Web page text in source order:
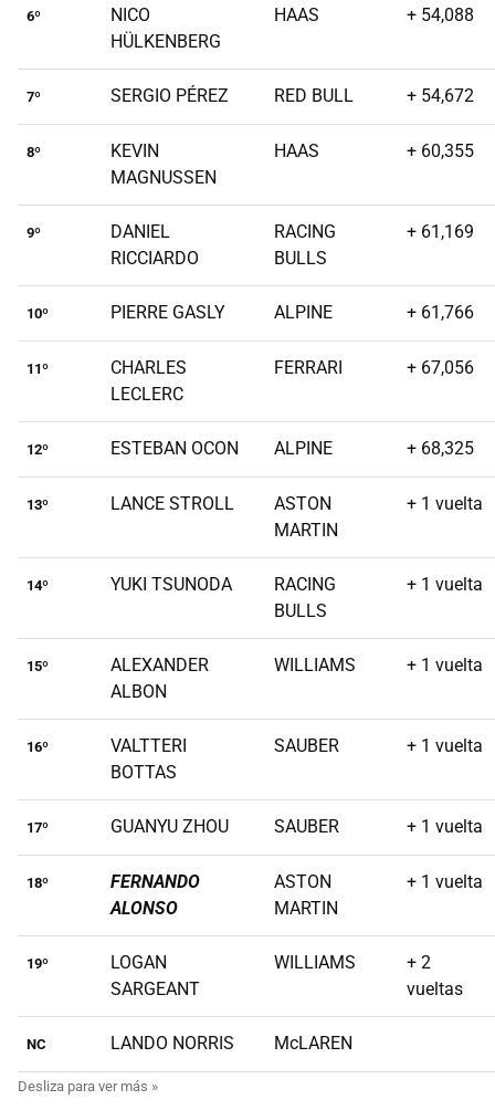
6º
NICO
HÜLKENBERG
HAAS + 54,088
7º SERGIO PÉREZ RED BULL + 54,672
8º
KEVIN
MAGNUSSEN
HAAS + 60,355
9º
DANIEL
RICCIARDO
RACING
BULLS
+ 61,169
10º PIERRE GASLY ALPINE + 61,766
11º
CHARLES
LECLERC
FERRARI + 67,056
12º ESTEBAN OCON ALPINE + 68,325
13º LANCE STROLL
ASTON
MARTIN
+ 1 vuelta
14º YUKI TSUNODA
RACING
BULLS
+ 1 vuelta
15º
ALEXANDER
ALBON
WILLIAMS + 1 vuelta
16º
VALTTERI
BOTTAS
SAUBER + 1 vuelta
17º GUANYU ZHOU SAUBER + 1 vuelta
18º
FERNANDO
ALONSO
ASTON
MARTIN
+ 1 vuelta
19º
LOGAN
SARGEANT
WILLIAMS
+ 2
vueltas
NC LANDO NORRIS McLAREN